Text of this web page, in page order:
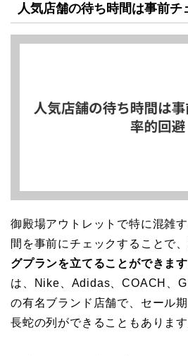
人気店舗の待ち時間は事前
御殿場アウトレットで特に混雑
間を事前にチェックすることで、
グプランを立てることができます
は、Nike、Adidas、COACH、
の有名ブランド店舗で、セール
長蛇の列ができることもあります